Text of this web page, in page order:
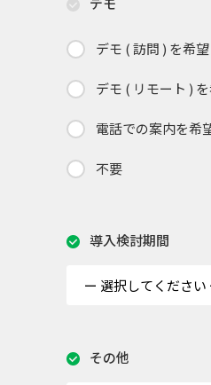
デモ ( 訪問 ) を希
デモ ( リモート )
電話での案内を希
不要
導入検討期間
その他